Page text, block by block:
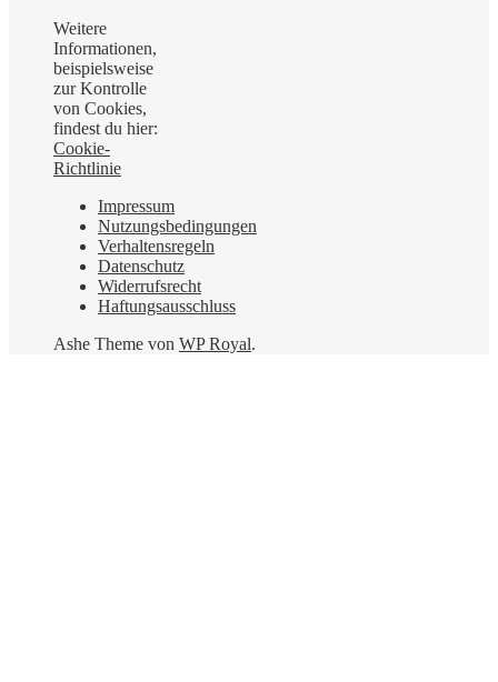
Weitere
Informationen,
beispielsweise
zur Kontrolle
von Cookies,
findest du hier:
Cookie-
Richtlinie
Impressum
Nutzungsbedingungen
Verhaltensregeln
Datenschutz
Widerrufsrecht
Haftungsausschluss
Ashe Theme von WP Royal.